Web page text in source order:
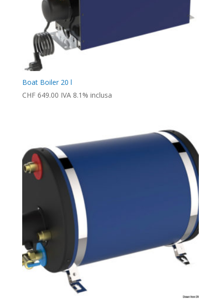
Boat Boiler 20 l
CHF649.00 IVA 8.1% inclusa